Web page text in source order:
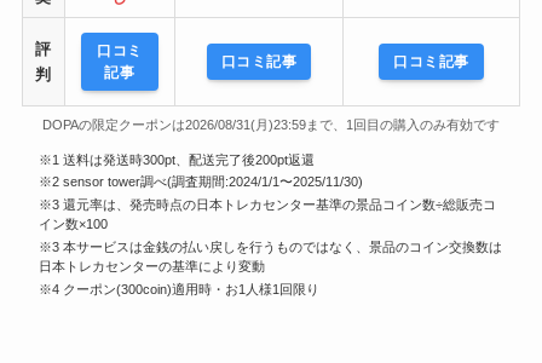
評
判
口コミ
記事
口コミ記事 口コミ記事
DOPAの限定クーポンは2026/08/31(月)23:59まで、1回目の購入のみ有効です
※1 送料は発送時300pt、配送完了後200pt返還
※2 sensor tower調べ(調査期間:2024/1/1〜2025/11/30)
※3 還元率は、発売時点の日本トレカセンター基準の景品コイン数÷総販売コ
イン数×100
※3 本サービスは金銭の払い戻しを行うものではなく、景品のコイン交換数は
日本トレカセンターの基準により変動
※4 クーポン(300coin)適用時・お1人様1回限り